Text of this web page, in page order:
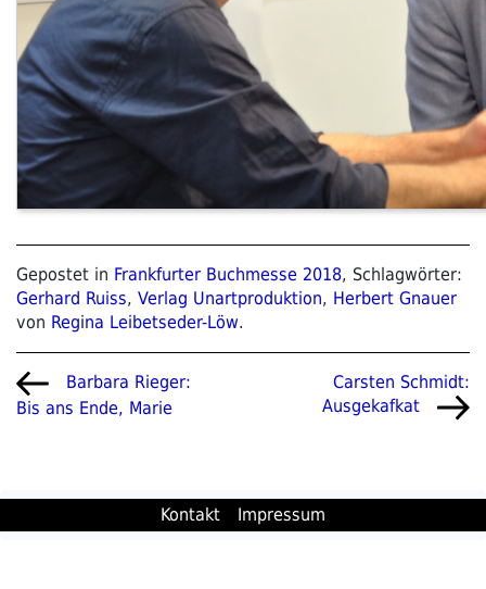
Gepostet in Frankfurter Buchmesse 2018, Schlagwörter:
Gerhard Ruiss, Verlag Unartproduktion, Herbert Gnauer
von Regina Leibetseder-Löw.
Beitragsnavigation
Vorheriger
Beitrag
Barbara Rieger:
Bis ans Ende, Marie
Nächster
Beitrag
Carsten Schmidt:
Ausgekafkat
Kontakt Impressum